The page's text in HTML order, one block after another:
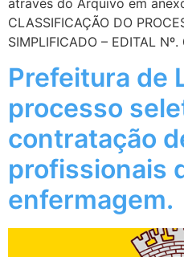
CLASSIFICAÇÃO DO
SIMPLIFICADO – EDITAL Nº.
Prefeitura de
processo
contratação
profissionais
enfermagem.